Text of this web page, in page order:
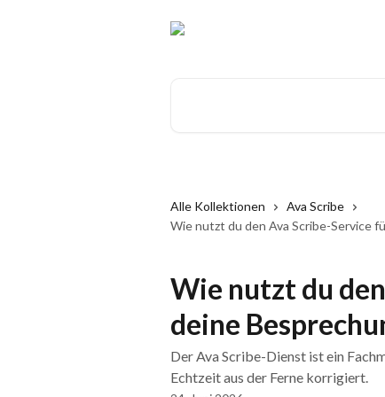
Alle Kollektionen
Ava Scribe
Wie nutzt du den Ava Scribe-Service
Wie nutzt du
deine
Der Ava Scribe-Dienst ist ein
Echtzeit aus der Ferne korrigiert.